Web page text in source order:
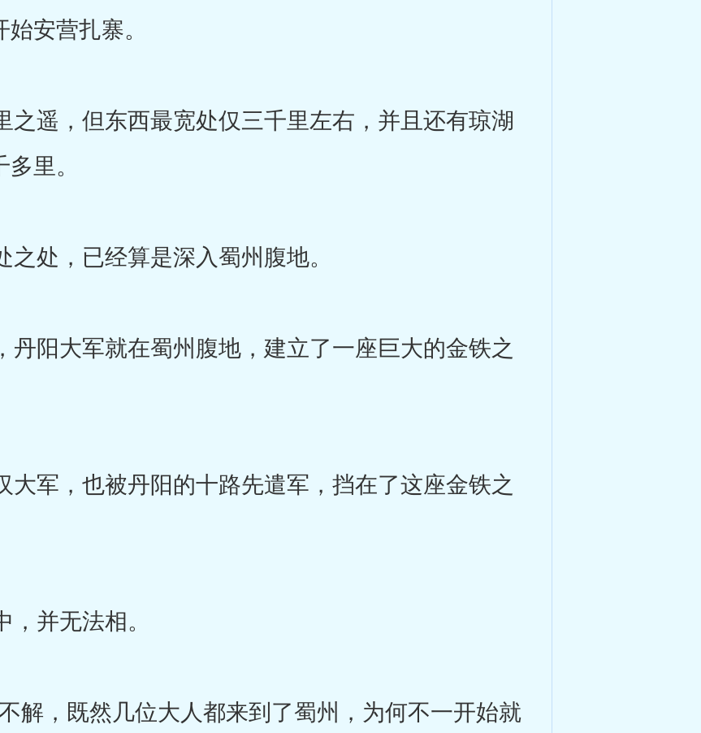
安营扎寨。
遥，但东西最宽处仅三千里左右，并且还有琼湖
里。
处，已经算是深入蜀州腹地。
阳大军就在蜀州腹地，建立了一座巨大的金铁之
军，也被丹阳的十路先遣军，挡在了这座金铁之
并无法相。
解，既然几位大人都来到了蜀州，为何不一开始就